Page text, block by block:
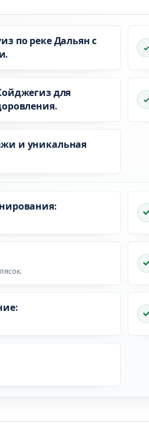
по реке Дальян с
для
и уникальная